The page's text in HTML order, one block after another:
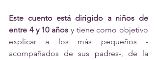
Este cuento está dirigido a niños de
entre 4 y 10 años y tiene como objetivo
explicar a los más pequeños -
acompañados de sus padres-, de la